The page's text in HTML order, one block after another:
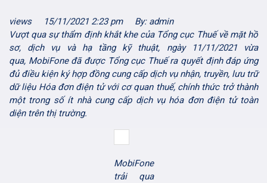
views 15/11/2021 2:23 pm
By: admin
Vượt qua sự thẩm định khắt khe của Tổng cục Thuế về mặt hồ
sơ, dịch vụ và hạ tầng kỹ thuật, ngày 11/11/2021 vừa
qua, MobiFone đã được Tổng cục Thuế ra quyết định đáp ứng
đủ điều kiện ký hợp đồng cung cấp dịch vụnhận, truyền, lưu trữ
dữ liệu Hóa đơn điện tửvới cơ quan thuế, chính thức trở thành
một trong số ít nhà cung cấp dịch vụ hóa đơn điện tử toàn
diện trên thị trường.
MobiFone
trải qua